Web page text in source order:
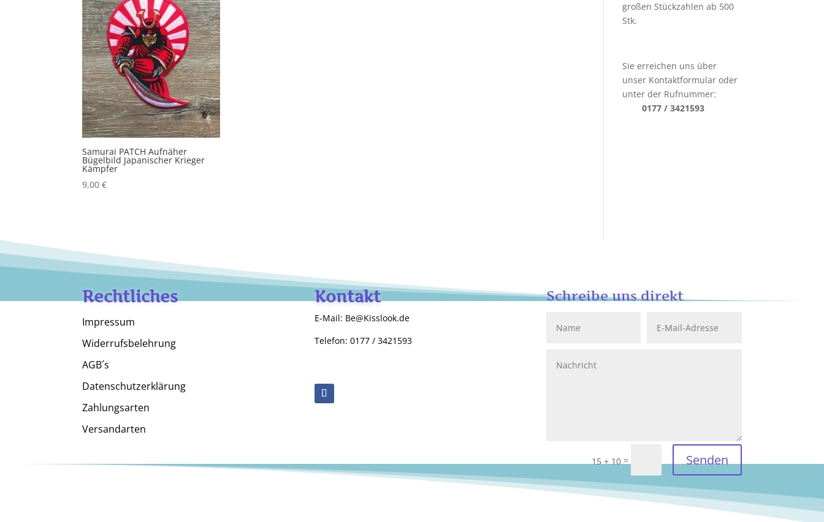
Samurai PATCH Aufnäher
Bügelbild Japanischer Krieger
Kämpfer
9,00€
großen Stückzahlen ab 500
Stk.
Sie erreichen uns über
unser Kontaktformular oder
unter der Rufnummer:
0177 / 3421593
Rechtliches
Impressum
Widerrufsbelehrung
AGB´s
Datenschutzerklärung
Zahlungsarten
Versandarten
Kontakt
E-Mail: Be@Kisslook.de
Telefon: 0177 / 3421593
Schreibe uns direkt
15 + 10= Senden